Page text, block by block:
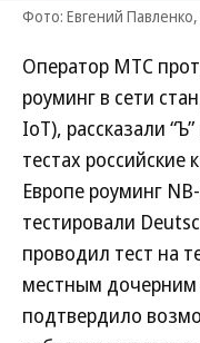
Фото: Евгений
Оператор МТС
роуминг в сети
IoT), рассказали
тестах
Европе роуминг
тестировали
проводил тест на
местным
подтвердило